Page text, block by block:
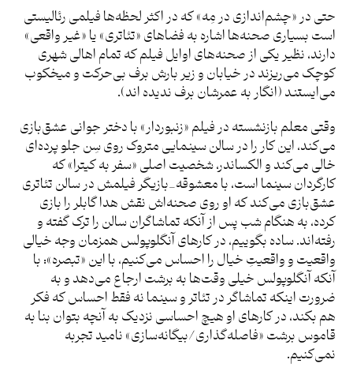
حتی در «چشم‌اندازی در مِه» که در اکثر لحظه‌ها فیلمی رئالیستی
است بسیاری صحنه‌ها اشاره به فضاهای «تئاتری» یا «غیر واقعی»
دارند، نظیر یکی از صحنه‌های اوایل فیلم که تمام اهالی شهری
کوچک می‌ریزند در خیابان و زیر بارش برف بی‌حرکت و میخکوب
می‌ایستند (انگار به عمرشان برف ندیده اند).
وقتی معلم بازنشسته در فیلم «زنبوردار» با دختر جوانی عشق‌بازی
می‌کند، این کار را در سالن سینمایی متروک روی سِن جلو پرده‌ای
خالی می‌کند و الکساندر، شخصیت اصلی «سفر به کیترا» که
کارگردان سینما است، با معشوقه_بازیگر فیلمش در سالن تئاتری
عشق‌بازی می‌کند که او روی صحنه‌اش نقش هدا گابلر را بازی
کرده، به هنگام شب پس از آنکه تماشاگران سالن را ترک گفته و
رفته‌اند. ساده بگوییم، در کارهای آنگلوپولس همزمان وجه خیالی
واقعیت و واقعیتِ خیال را احساس می‌کنیم، با این «تبصره»: با
آنکه آنگلوپولس خیلی وقت‌ها به برشت ارجاع می‌دهد و به
ضرورت اینکه تماشاگر در تئاتر و سینما نه فقط احساس که فکر
هم بکند، در کارهای او هیچ احساسی نزدیک به آنچه بتوان بنا به
قاموس برشت «فاصله‌گذاری/بیگانه‌سازی» نامید تجربه
نمی‌کنیم.